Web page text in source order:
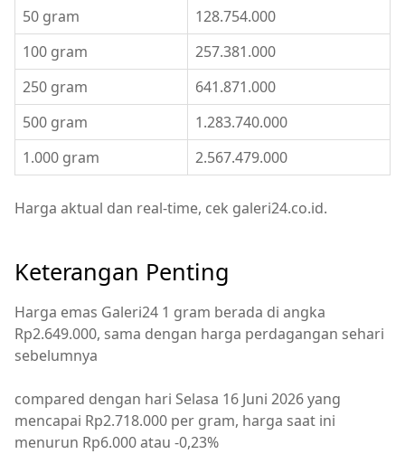
50 gram
128.754.000
100 gram
257.381.000
250 gram
641.871.000
500 gram
1.283.740.000
1.000 gram
2.567.479.000
Harga aktual dan real-time, cek galeri24.co.id.
Keterangan Penting
Harga emas Galeri24 1 gram berada di angka
Rp2.649.000, sama dengan harga perdagangan sehari
sebelumnya
compared dengan hari Selasa 16 Juni 2026 yang
mencapai Rp2.718.000 per gram, harga saat ini
menurun Rp6.000 atau -0,23%